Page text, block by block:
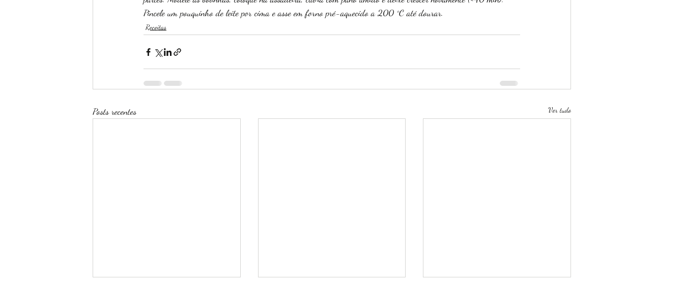
Pincele um pouquinho de leite por cima e asse em forno pré-aquecido a 200 °C até dourar.
Receitas
Posts recentes Ver tudo